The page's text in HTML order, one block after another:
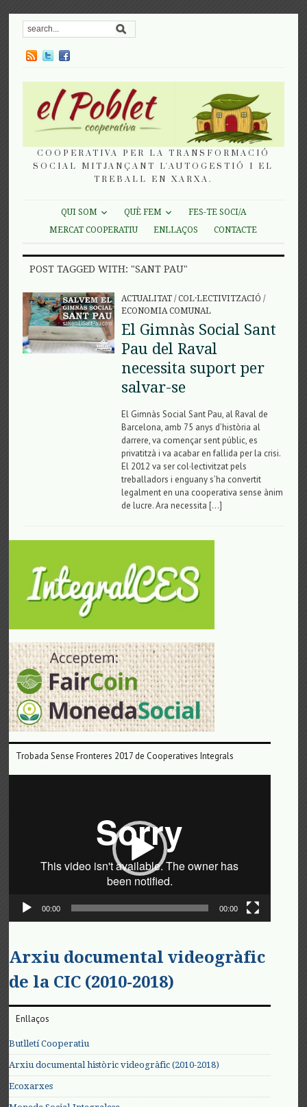
COOPERATIVA PER LA TRANSFORMACIÓ
SOCIAL MITJANÇANT L'AUTOGESTIÓ I EL
TREBALL EN XARXA.
QUI SOM QUÈ FEM
FES-TE SOCI/A
MERCAT COOPERATIU
ENLLAÇOS CONTACTE
POST TAGGED WITH: "SANT PAU"
ACTUALITAT/COL·LECTIVITZACIÓ /
ECONOMIA COMUNAL
El Gimnàs Social Sant
Pau del Raval
necessita suport per
salvar-se
El Gimnàs Social Sant Pau, al Raval de
Barcelona, amb 75 anys d’història al
darrere, va començar sent públic, es
privatitzà i va acabar en fallida per la crisi.
El 2012 va ser col·lectivitzat pels
treballadors i enguany s’ha convertit
legalment en una cooperativa sense ànim
de lucre. Ara necessita […]
Trobada Sense Fronteres 2017 de Cooperatives Integrals
00:00 00:00
Arxiu documental videogràfic
de la CIC (2010-2018)
Enllaços
Butlletí Cooperatiu
Arxiu documental històric videogràfic (2010-2018)
Ecoxarxes